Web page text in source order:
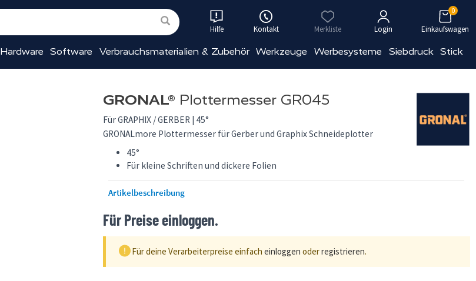
Hilfe Kontakt Merkliste Login Einkaufswagen
0
Hardware Software Verbrauchsmaterialien & Zubehör Werkzeuge Werbesysteme Siebdruck Stick
GRONAL® Plottermesser GR045
Für GRAPHIX / GERBER | 45°
GRONALmore Plottermesser für Gerber und Graphix Schneideplotter
45°
Für kleine Schriften und dickere Folien
Artikelbeschreibung
Für Preise einloggen.
Für deine Verarbeiterpreise einfach einloggen oderregistrieren.